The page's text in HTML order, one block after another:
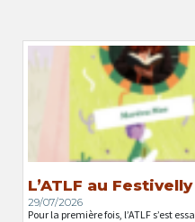
L’ATLF au Festivelly
29/07/2026
Pour la première fois, l’ATLF s’est